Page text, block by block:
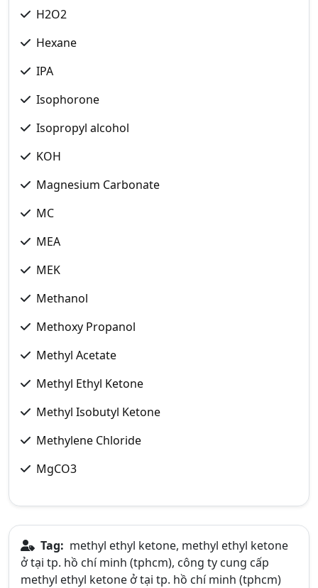
H2O2
Hexane
IPA
Isophorone
Isopropyl alcohol
KOH
Magnesium Carbonate
MC
MEA
MEK
Methanol
Methoxy Propanol
Methyl Acetate
Methyl Ethyl Ketone
Methyl Isobutyl Ketone
Methylene Chloride
MgCO3
Tag: methyl ethyl ketone, methyl ethyl ketone
ở tại tp. hồ chí minh (tphcm), công ty cung cấp
methyl ethyl ketone ở tại tp. hồ chí minh (tphcm)